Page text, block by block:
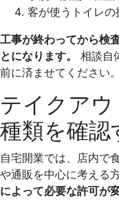
客が使うトイレの
工事が終わってから検
とになります。
相談自
前に済ませてください。
テイクア
種類を確認
自宅開業では、店内で
や通販を中心に考える
によって必要な許可が